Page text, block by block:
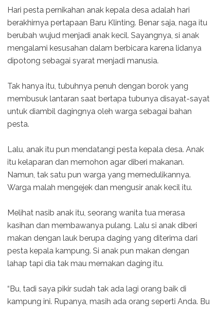
Hari pesta pernikahan anak kepala desa adalah hari
berakhirnya pertapaan Baru Klinting. Benar saja, naga itu
berubah wujud menjadi anak kecil. Sayangnya, si anak
mengalami kesusahan dalam berbicara karena lidanya
dipotong sebagai syarat menjadi manusia.
Tak hanya itu, tubuhnya penuh dengan borok yang
membusuk lantaran saat bertapa tubunya disayat-sayat
untuk diambil dagingnya oleh warga sebagai bahan
pesta.
Lalu, anak itu pun mendatangi pesta kepala desa. Anak
itu kelaparan dan memohon agar diberi makanan.
Namun, tak satu pun warga yang memedulikannya.
Warga malah mengejek dan mengusir anak kecil itu.
Melihat nasib anak itu, seorang wanita tua merasa
kasihan dan membawanya pulang. Lalu si anak diberi
makan dengan lauk berupa daging yang diterima dari
pesta kepala kampung. Si anak pun makan dengan
lahap tapi dia tak mau memakan daging itu.
“Bu, tadi saya pikir sudah tak ada lagi orang baik di
kampung ini. Rupanya, masih ada orang seperti Anda. Bu